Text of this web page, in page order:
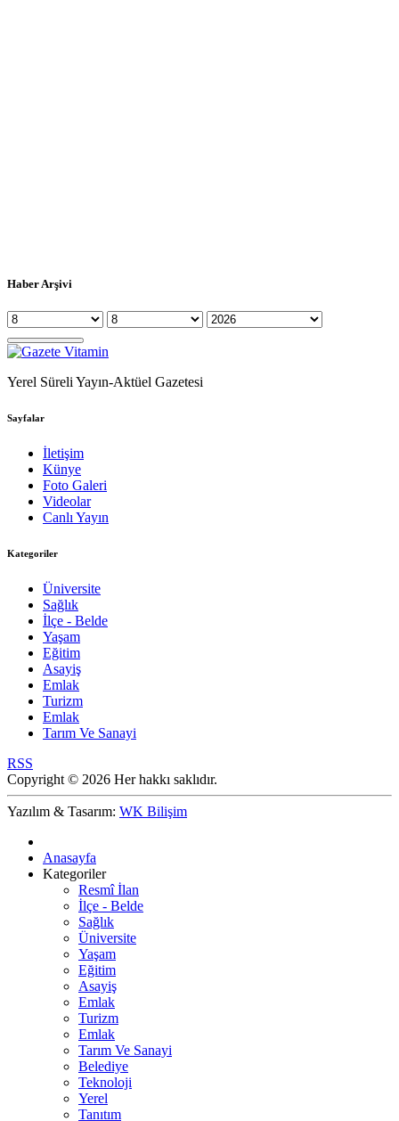
Haber Arşivi
Yerel Süreli Yayın-Aktüel Gazetesi
Sayfalar
İletişim
Künye
Foto Galeri
Videolar
Canlı Yayın
Kategoriler
Üniversite
Sağlık
İlçe - Belde
Yaşam
Eğitim
Asayiş
Emlak
Turizm
Emlak
Tarım Ve Sanayi
RSS
Copyright © 2026 Her hakkı saklıdır.
Yazılım & Tasarım: WK Bilişim
Anasayfa
Kategoriler
Resmî İlan
İlçe - Belde
Sağlık
Üniversite
Yaşam
Eğitim
Asayiş
Emlak
Turizm
Emlak
Tarım Ve Sanayi
Belediye
Teknoloji
Yerel
Tanıtım